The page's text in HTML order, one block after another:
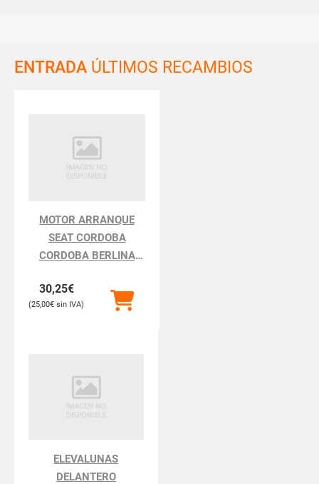
ENTRADA ÚLTIMOS RECAMBIOS
MOTOR ARRANQUE
SEAT CORDOBA
CORDOBA BERLINA
30,25€
25,00€
ELEVALUNAS
DELANTERO